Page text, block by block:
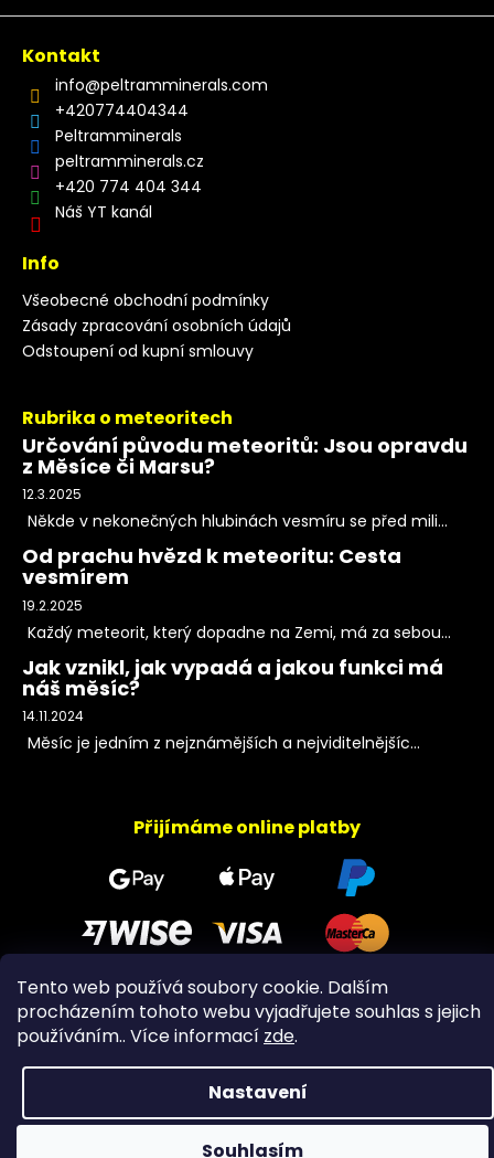
Tento web používá soubory cookie. Dalším
procházením tohoto webu vyjadřujete souhlas s jejich
používáním.. Více informací zde.
Nastavení
Souhlasím
Kontakt
info@peltramminerals.com
+420774404344
Peltramminerals
peltramminerals.cz
+420 774 404 344
Náš YT kanál
Info
Všeobecné obchodní podmínky
Zásady zpracování osobních údajů
Odstoupení od kupní smlouvy
Rubrika o meteoritech
Určování původu meteoritů: Jsou opravdu
z Měsíce či Marsu?
12.3.2025
Někde v nekonečných hlubinách vesmíru se před mili...
Od prachu hvězd k meteoritu: Cesta
vesmírem
19.2.2025
Každý meteorit, který dopadne na Zemi, má za sebou...
Jak vznikl, jak vypadá a jakou funkci má
náš měsíc?
14.11.2024
Měsíc je jedním z nejznámějších a nejviditelnějšíc...
Přijímáme online platby
Copyright 2026PeltramMinerals. Všechna práva
vyhrazena.